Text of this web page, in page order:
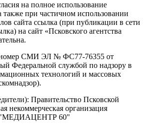
на полное использование
также при частичном использовании
сайта ссылка (при публикации в сети
на сайт «Псковского агентства
номер СМИ ЭЛ № ФС77-76355 от
Федеральной службой по надзору в
технологий и массовых
Правительство Псковской
некоммерческая организация
"МЕДИАЦЕНТР 60"